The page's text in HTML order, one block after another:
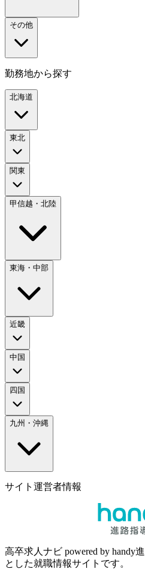
その他
勤務地から探す
北海道
東北
関東
甲信越・北陸
東海・中部
近畿
中国
四国
九州・沖縄
サイト運営者情報
高卒求人ナビ powered by handy
とした就職情報サイトです。